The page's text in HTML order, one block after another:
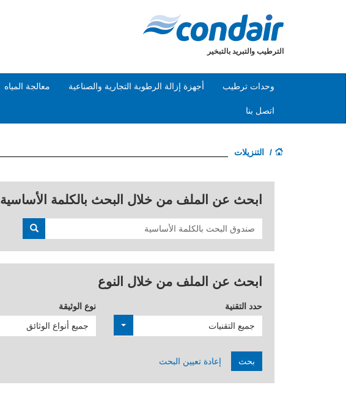
الترطيب والتبريد بالتبخير
وحدات ترطيب أجهزة إزالة الرطوبة التجارية والصناعية معالجة المياه
اتصل بنا
التنزيلات
ابحث عن الملف من خلال البحث بالكلمة الأساسية
ابحث عن الملف من خلال النوع
حدد التقنية
جميع التقنيات
نوع الوثيقة
جميع أنواع الوثائق
بحث إعادة تعيين البحث